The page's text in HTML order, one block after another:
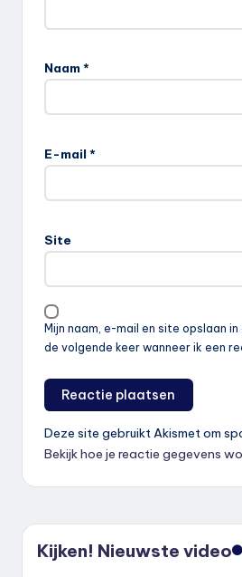
Naam *
E-mail *
Site
Mijn naam, e-mail en site opslaan
de volgende keer wanneer ik een
Deze site gebruikt Akismet om
Bekijk hoe je reactie gegevens
Kijken! Nieuwste video